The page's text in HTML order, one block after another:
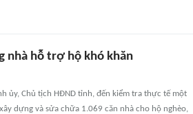
nhà hỗ trợ hộ khó khăn
ủy, Chủ tịch HĐND tỉnh, đến kiểm tra thực tế một
dựng và sửa chữa 1.069 căn nhà cho hộ nghèo,